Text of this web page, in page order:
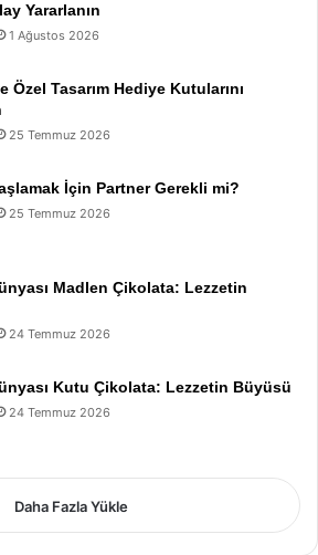
Yararlanın
1 Ağustos 2026
Özel Tasarım Hediye Kutularını
25 Temmuz 2026
İçin Partner Gerekli mi?
25 Temmuz 2026
Madlen Çikolata: Lezzetin
24 Temmuz 2026
Kutu Çikolata: Lezzetin Büyüsü
24 Temmuz 2026
Daha Fazla Yükle